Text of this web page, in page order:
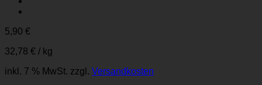
5,90 €
32,78 € / kg
inkl. 7 % MwSt. zzgl. Versandkosten